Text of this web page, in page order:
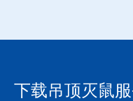
下载吊顶灭鼠